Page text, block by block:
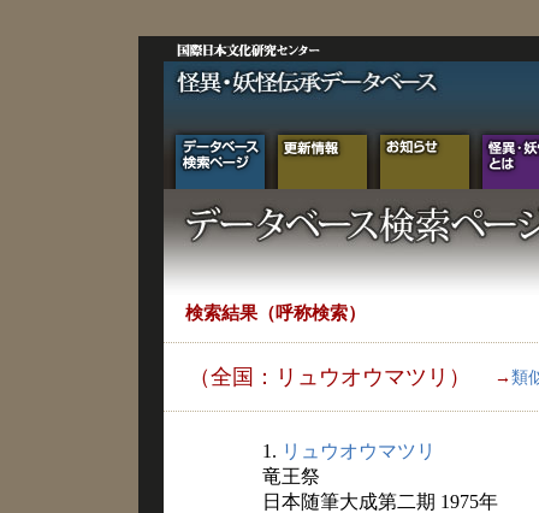
検索結果（呼称検索）
（全国：リュウオウマツリ） → 類
1. リュウオウマツリ
竜王祭
日本随筆大成第二期 1975年